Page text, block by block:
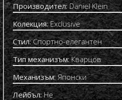
Производител:Daniel Klein
Колекция:Exclusive
Стил:Спортно-елегантен
Тип механизъм:Кварцов
Механизъм:Японски
Лейбъл:Не